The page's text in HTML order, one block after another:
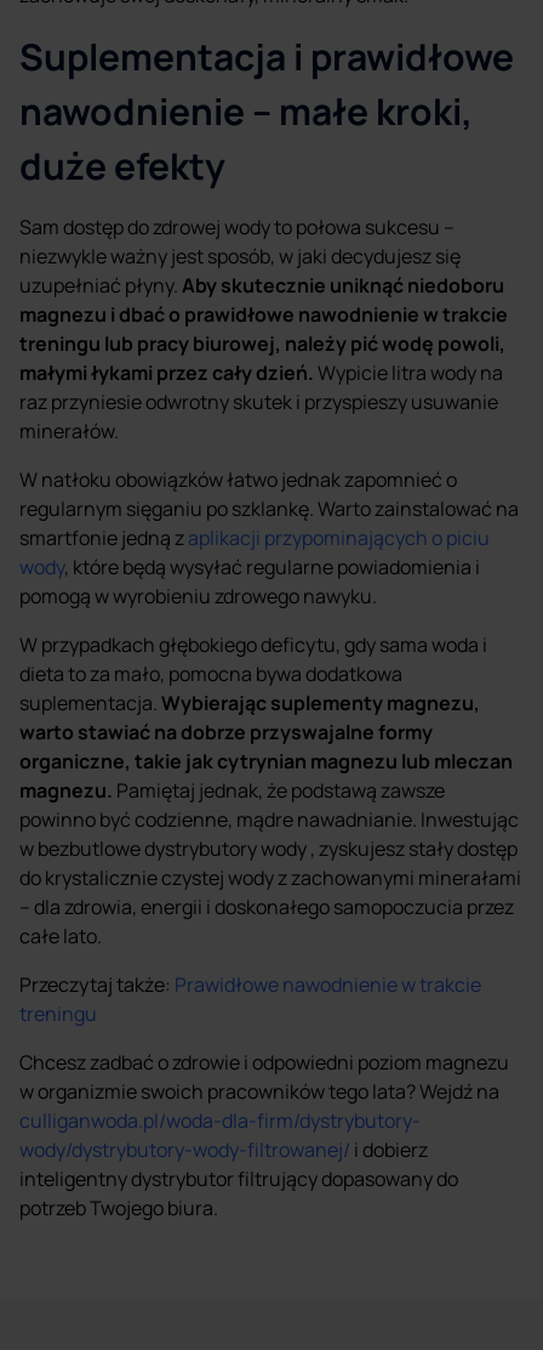
Suplementacja i prawidłowe
nawodnienie – małe kroki,
duże efekty
Sam dostęp do zdrowej wody to połowa sukcesu –
niezwykle ważny jest sposób, w jaki decydujesz się
uzupełniać płyny.Aby skutecznie uniknąć niedoboru
magnezu i dbać o prawidłowe nawodnienie w trakcie
treningu lub pracy biurowej, należy pić wodę powoli,
małymi łykami przez cały dzień.Wypicie litra wody na
raz przyniesie odwrotny skutek i przyspieszy usuwanie
minerałów.
W natłoku obowiązków łatwo jednak zapomnieć o
regularnym sięganiu po szklankę. Warto zainstalować na
smartfonie jedną zaplikacji przypominających o piciu
wody, które będą wysyłać regularne powiadomienia i
pomogą w wyrobieniu zdrowego nawyku.
W przypadkach głębokiego deficytu, gdy sama woda i
dieta to za mało, pomocna bywa dodatkowa
suplementacja.Wybierając suplementy magnezu,
warto stawiać na dobrze przyswajalne formy
organiczne, takie jak cytrynian magnezu lub mleczan
magnezu. Pamiętaj jednak, że podstawą zawsze
powinno być codzienne, mądre nawadnianie. Inwestując
w bezbutlowe dystrybutory wody , zyskujesz stały dostęp
do krystalicznie czystej wody z zachowanymi minerałami
– dla zdrowia, energii i doskonałego samopoczucia przez
całe lato.
Przeczytaj także: Prawidłowe nawodnienie w trakcie
treningu
Chcesz zadbać o zdrowie i odpowiedni poziom magnezu
w organizmie swoich pracowników tego lata? Wejdź na
culliganwoda.pl/woda-dla-firm/dystrybutory-
wody/dystrybutory-wody-filtrowanej/ i dobierz
inteligentny dystrybutor filtrujący dopasowany do
potrzeb Twojego biura.